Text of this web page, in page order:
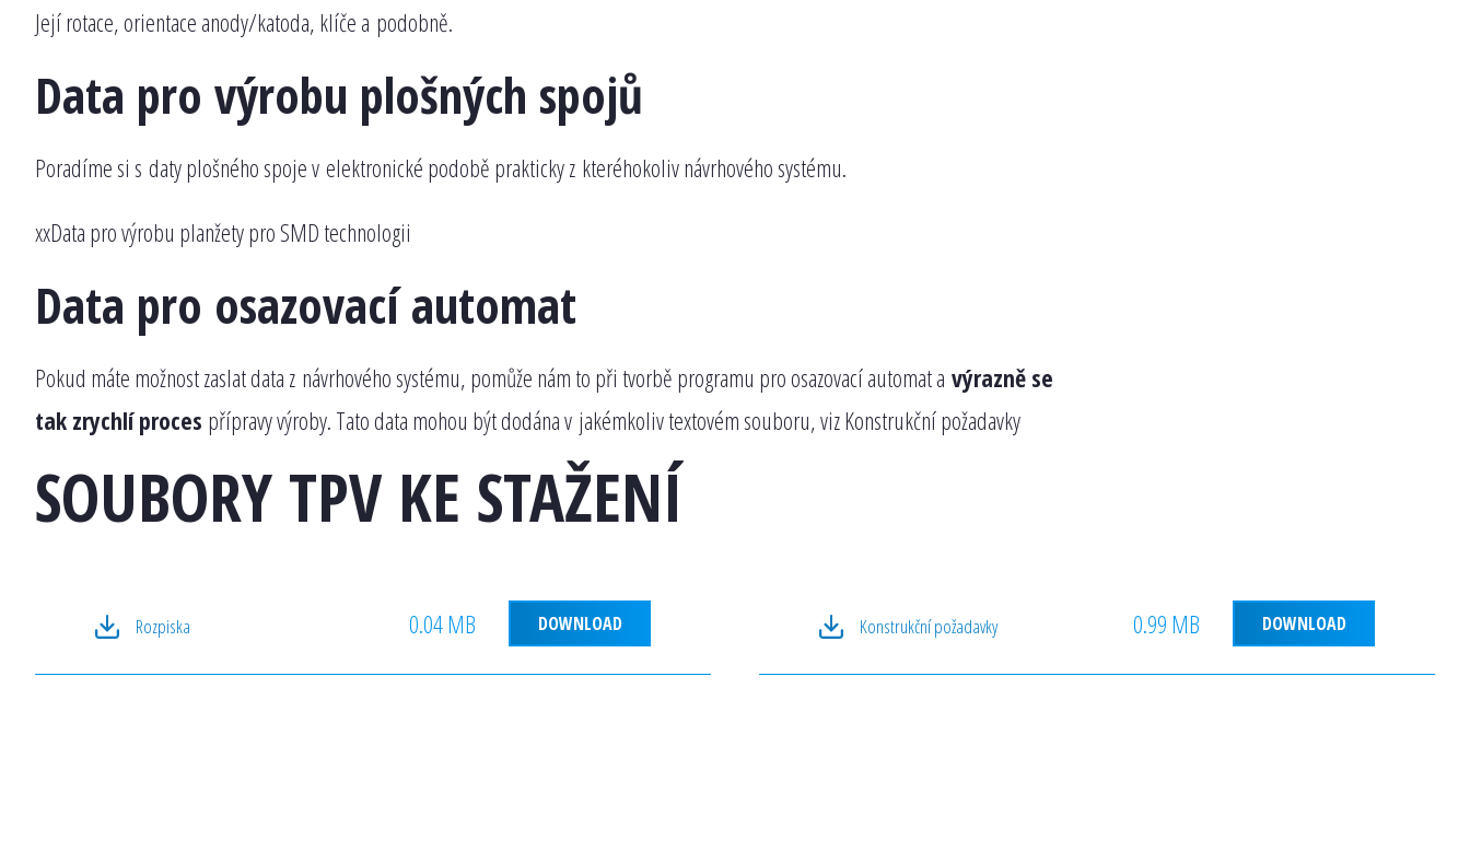
Její rotace, orientace anody/katoda, klíče a podobně.
Data pro výrobu plošných spojů
Poradíme si s daty plošného spoje v elektronické podobě prakticky z kteréhokoliv návrhového systému.
xxData pro výrobu planžety pro SMD technologii
Data pro osazovací automat
Pokud máte možnost zaslat data z návrhového systému, pomůže nám to při tvorbě programu pro osazovací automat a výrazně se
tak zrychlí proces přípravy výroby. Tato data mohou být dodána v jakémkoliv textovém souboru, viz Konstrukční požadavky
SOUBORY TPV KE STAŽENÍ
Rozpiska 0.04 MB DOWNLOAD Konstrukční požadavky 0.99 MB DOWNLOAD